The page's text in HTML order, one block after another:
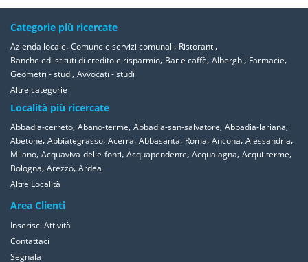
Categorie più ricercate
Azienda locale, Comune e servizi comunali, Ristoranti,
Banche ed istituti di credito e risparmio, Bar e caffè, Alberghi, Farmacie,
Geometri - studi, Avvocati - studi
Altre categorie
Località più ricercate
Abbadia-cerreto, Abano-terme, Abbadia-san-salvatore, Abbadia-lariana,
Abetone, Abbiategrasso, Acerra, Abbasanta, Roma, Ancona, Alessandria,
Milano, Acquaviva-delle-fonti, Acquapendente, Acqualagna, Acqui-terme,
Bologna, Arezzo, Ardea
Altre Località
Area Clienti
Inserisci Attività
Contattaci
Segnala